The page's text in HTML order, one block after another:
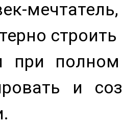
при полном
и